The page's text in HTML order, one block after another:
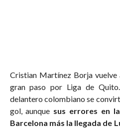
Cristian Martínez Borja vuelve
gran paso por Liga de Quito.
delantero colombiano se
gol, aunque sus errores en
Barcelona más la llegada de